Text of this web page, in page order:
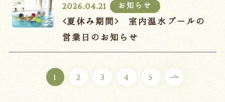
2026.04.21 お知らせ
<夏休み期間> 室内温水プールの
営業日のお知らせ
1 2 3 4 5